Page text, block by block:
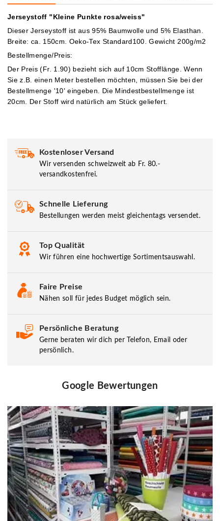
Jerseystoff "Kleine Punkte rosa/weiss"
Dieser Jerseystoff ist aus 95% Baumwolle und 5% Elasthan.
Breite: ca. 150cm. Oeko-Tex Standard100. Gewicht 200g/m2
Bestellmenge/Preis:
Der Preis (Fr. 1.90) bezieht sich auf 10cm Stofflänge. Wenn
Sie z.B. einen Meter bestellen möchten, müssen Sie bei der
Bestellmenge '10' eingeben. Die Mindestbestellmenge ist
20cm. Der Stoff wird natürlich am Stück geliefert.
Kostenloser Versand
Wir versenden schweizweit ab Fr. 80.-
versandkostenfrei.
Schnelle Lieferung
Bestellungen werden meist gleichentags versendet.
Top Qualität
Wir führen eine hochwertige Sortimentsauswahl.
Faire Preise
Nähen soll für jedes Budget möglich sein.
Persönliche Beratung
Gerne beraten wir dich per Telefon, Email oder
persönlich.
Google Bewertungen